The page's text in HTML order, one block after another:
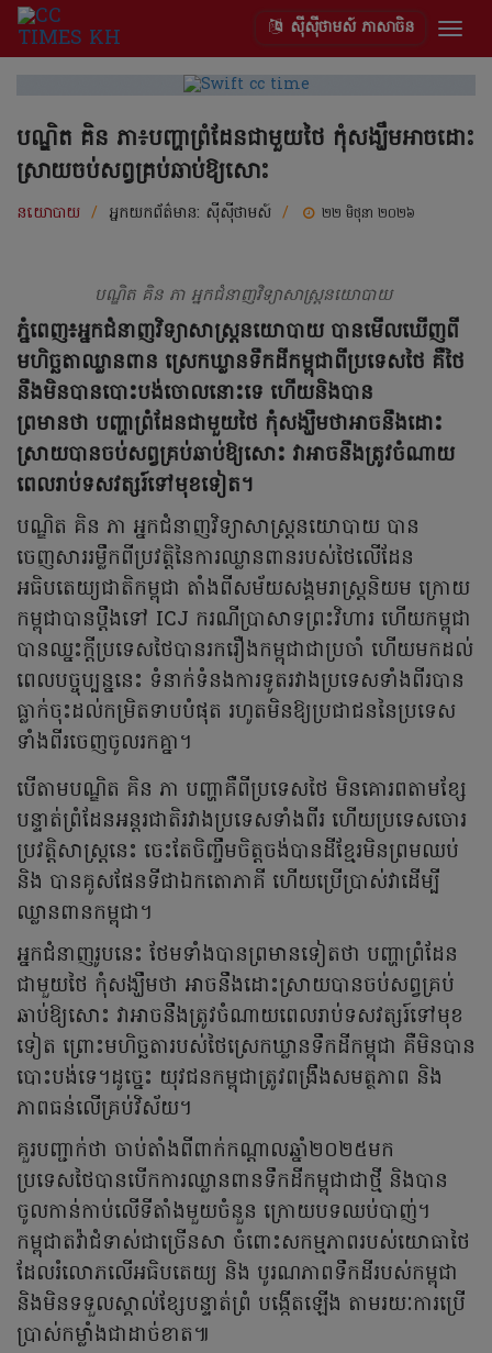
ស៊ីស៊ីថាមស៍ ភាសាចិន
បណ្ឌិត គិន ភា៖បញ្ហាព្រំដែនជាមួយថៃ កុំសង្ឃឹមអាចដោះ
ស្រាយចប់សព្វគ្រប់ឆាប់ឱ្យសោះ
នយោបាយ / អ្នកយកព័ត៌មាន: ស៊ីស៊ីថាមស៍ / ២២ មិថុនា ២០២៦
បណ្ឌិត គិន ភា អ្នកជំនាញវិទ្យាសាស្ត្រនយោបាយ
ភ្នំពេញ៖អ្នកជំនាញវិទ្យាសាស្ត្រនយោបាយ បានមើលឃើញពី
មហិច្ឆតាឈ្លានពាន ស្រេកឃ្លានទឹកដីកម្ពុជាពីប្រទេសថៃ គឺថៃ
នឹងមិនបានបោះបង់ចោលនោះទេ ហើយនិងបាន
ព្រមានថា បញ្ហាព្រំដែនជាមួយថៃ កុំសង្ឃឹមថាអាចនឹងដោះ
ស្រាយបានចប់សព្វគ្រប់ឆាប់ឱ្យសោះ វាអាចនឹងត្រូវចំណាយ
ពេលរាប់ទសវត្សរ៍ទៅមុខទៀត។
បណ្ឌិត គិន ភា អ្នកជំនាញវិទ្យាសាស្ត្រនយោបាយ បាន
ចេញសាររម្លឹកពីប្រវត្តិនៃការឈ្លានពានរបស់ថៃលើដែន
អធិបតេយ្យជាតិកម្ពុជា តាំងពីសម័យសង្គមរាស្ត្រនិយម ក្រោយ
កម្ពុជាបានប្តឹងទៅ ICJ ករណីប្រាសាទព្រះវិហារ ហើយកម្ពុជា
បានឈ្នះក្តីប្រទេសថៃបានរករឿងកម្ពុជាជាប្រចាំ ហើយមកដល់
ពេលបច្ចុប្បន្ននេះ ទំនាក់ទំនងការទូតរវាងប្រទេសទាំងពីរបាន
ធ្លាក់ចុះដល់កម្រិតទាបបំផុត រហូតមិនឱ្យប្រជាជននៃប្រទេស
ទាំងពីរចេញចូលរកគ្នា។
បើតាមបណ្ឌិត គិន ភា បញ្ហាគឺពីប្រទេសថៃ មិនគោរពតាមខ្សែ
បន្ទាត់ព្រំដែនអន្តរជាតិរវាងប្រទេសទាំងពីរ ហើយប្រទេសចោរ
ប្រវត្តិសាស្ត្រនេះ ចេះតែចិញ្ចឹមចិត្តចង់បានដីខ្មែរមិនព្រមឈប់
និង បានគូសផែនទីជាឯកតោភាគី ហើយប្រើប្រាស់វាដើម្បី
ឈ្លានពានកម្ពុជា។
អ្នកជំនាញរូបនេះ ថែមទាំងបានព្រមានទៀតថា បញ្ហាព្រំដែន
ជាមួយថៃ កុំសង្ឃឹមថា អាចនឹងដោះស្រាយបានចប់សព្វគ្រប់
ឆាប់ឱ្យសោះ វាអាចនឹងត្រូវចំណាយពេលរាប់ទសវត្សរ៍ទៅមុខ
ទៀត ព្រោះមហិច្ឆតារបស់ថៃស្រេកឃ្លានទឹកដីកម្ពុជា គឺមិនបាន
បោះបង់ទេ។ដូច្នេះ យុវជនកម្ពុជាត្រូវពង្រឹងសមត្ថភាព និង
ភាពធន់លើគ្រប់វិស័យ។
គួរបញ្ជាក់ថា ចាប់តាំងពីពាក់កណ្តាលឆ្នាំ២០២៥មក
ប្រទេសថៃបានបើកការឈ្លានពានទឹកដីកម្ពុជាជាថ្មី និងបាន
ចូលកាន់កាប់លើទីតាំងមួយចំនួន ក្រោយបទឈប់បាញ់។
កម្ពុជាតវ៉ាជំទាស់ជាច្រើនសា ចំពោះសកម្មភាពរបស់យោធាថៃ
ដែលរំលោភលើអធិបតេយ្យ និង បូរណភាពទឹកដីរបស់កម្ពុជា
និងមិនទទួលស្គាល់ខ្សែបន្ទាត់ព្រំ បង្កើតឡើង តាមរយៈការប្រើ
ប្រាស់កម្លាំងជាដាច់ខាត៕